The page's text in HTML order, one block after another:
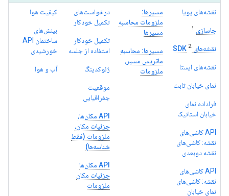
نقشه‌های پویا
جاسازی ۱
نقشه‌های SDK 2
نقشه‌های ایستا
نمای خیابان ثابت
فراداده نمای
خیابان استاتیک
API کاشی‌های
نقشه: کاشی‌های
نقشه دوبعدی
API کاشی‌های
نقشه: کاشی‌های
نمای خیابان
مسیرها:
ملزومات محاسبه
مسیرها
مسیرها: محاسبه
ماتریس مسیر،
ملزومات
درخواست‌های
تکمیل خودکار
تکمیل خودکار
استفاده از جلسه
ژئوکدینگ
موقعیت
جغرافیایی
API مکان‌ها،
جزئیات مکان،
ملزومات (فقط
شناسه‌ها)
API مکان‌ها
جزئیات مکان
ملزومات
کیفیت هوا
بینش‌های
ساختمان API
خورشیدی
آب و هوا